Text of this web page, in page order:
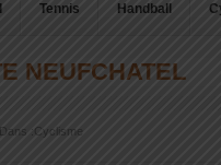
Tennis Handball
NEUFCHATEL
Dans : Cyclisme